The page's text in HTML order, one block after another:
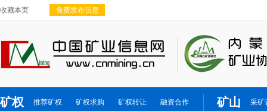
收藏本页 免费发布信息
矿权
推荐矿权 矿权求购 矿权转让
融资合作
矿山
采矿